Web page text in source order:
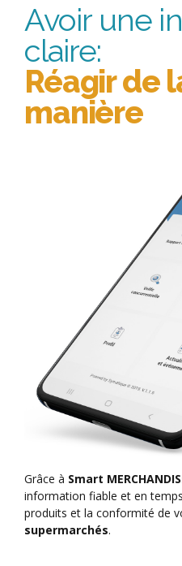
Avoir une
claire:
Réagir de
manière
Grâce à Smart
information fiable et en
produits et la conformité de
supermarchés.